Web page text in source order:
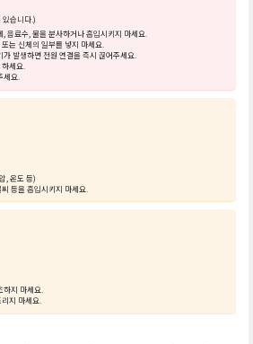
있습니다.)
음료수, 물을 분사하거나 흡입시키지 마세요.
는 신체의 일부를 넣지 마세요.
발생하면 전원 연결을 즉시 끊어주세요.
세요.
요.
, 온도 등)
등을 흡입시키지 마세요.
지 마세요.
지 마세요.